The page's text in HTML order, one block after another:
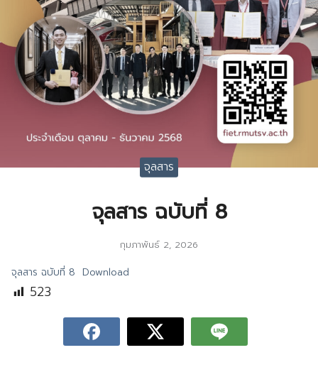
จุลสาร
จุลสาร ฉบับที่ 8
กุมภาพันธ์ 2, 2026
จุลสาร ฉบับที่ 8 Download
523